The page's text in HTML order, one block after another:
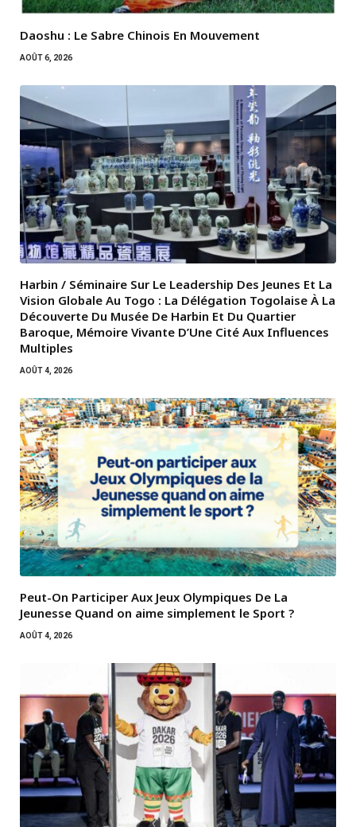
Daoshu : Le Sabre Chinois En Mouvement
AOÛT 6, 2026
Harbin / Séminaire Sur Le Leadership Des Jeunes Et La
Vision Globale Au Togo : La Délégation Togolaise À La
Découverte Du Musée De Harbin Et Du Quartier
Baroque, Mémoire Vivante D’Une Cité Aux Influences
Multiples
AOÛT 4, 2026
Peut-On Participer Aux Jeux Olympiques De La
Jeunesse Quand on aime simplement le Sport ?
AOÛT 4, 2026